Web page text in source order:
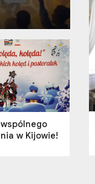
w Kijowie!